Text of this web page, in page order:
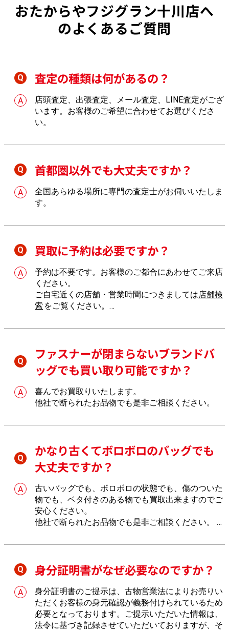
おたからやフジグラン十川店へ
のよくあるご質問
査定の種類は何があるの？
店頭査定、出張査定、メール査定、LINE査定がござ
います。お客様のご希望に合わせてお選びくださ
い。
首都圏以外でも大丈夫ですか？
全国あらゆる場所に専門の査定士がお伺いいたしま
す。
買取に予約は必要ですか？
予約は不要です。お客様のご都合にあわせてご来店
ください。
ご自宅近くの店舗・営業時間につきましては店舗検
索 をご覧ください。
いただけます。
ファスナーが閉まらないブランドバ
ッグでも買い取り可能ですか？
喜んでお買取りいたします。
他社で断られたお品物でも是非ご相談ください。
かなり古くてボロボロのバッグでも
大丈夫ですか？
古いバッグでも、ボロボロの状態でも、傷のついた
物でも、ベタ付きのある物でも買取出来ますのでご
安心ください。
他社で断られたお品物でも是非ご相談ください。
し
身分証明書がなぜ必要なのですか？
身分証明書のご提示は、古物営業法によりお売りい
ただくお客様の身元確認が義務付けられているため
必要となっております。ご提示いただいた情報は、
法令に基づき記録させていただいておりますが、そ